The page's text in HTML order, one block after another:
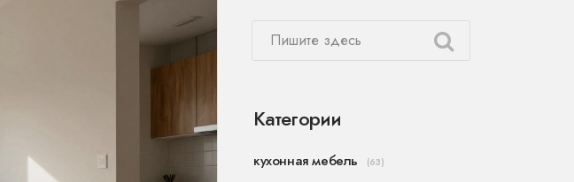
Категории
кухонная мебель (63)